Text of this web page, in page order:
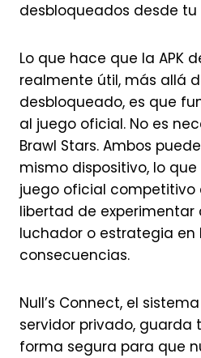
desbloqueados desde tu
Lo que hace que la APK
realmente útil, más allá
desbloqueado, es que
al juego oficial. No es
Brawl Stars. Ambos
mismo dispositivo, lo
juego oficial competitivo
libertad de experimentar
luchador o estrategia en
consecuencias.
Null’s Connect, el
servidor privado, guarda
forma segura para que